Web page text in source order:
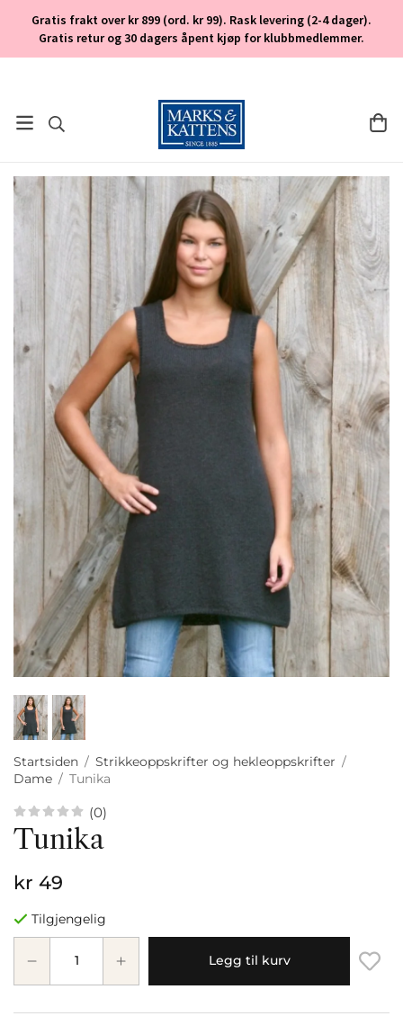
Gratis frakt over kr 899 (ord. kr 99). Rask levering (2-4 dager).
Gratis retur og 30 dagers åpent kjøp for klubbmedlemmer.
Startsiden / Strikkeoppskrifter og hekleoppskrifter /
Dame / Tunika
(0)
Tunika
kr 49
Tilgjengelig
Legg til kurv